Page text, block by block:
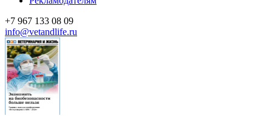
+7 967 133 08 09
info@vetandlife.ru